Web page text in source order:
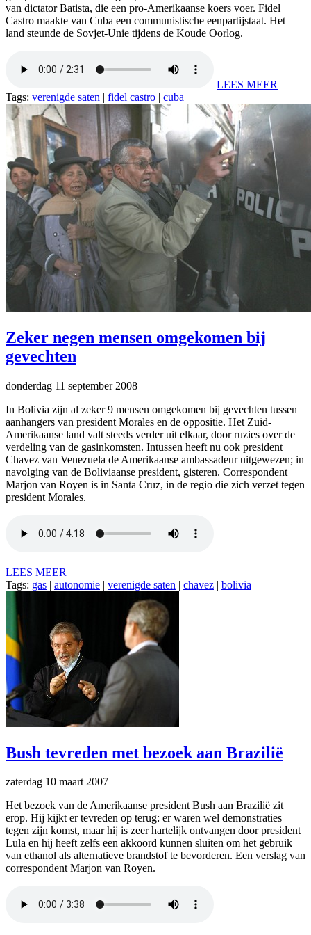
van dictator Batista, die een pro-Amerikaanse koers voer. Fidel
Castro maakte van Cuba een communistische eenpartijstaat. Het
land steunde de Sovjet-Unie tijdens de Koude Oorlog.
LEES MEER
Tags: verenigde saten | fidel castro | cuba
Zeker negen mensen omgekomen bij
gevechten
donderdag 11 september 2008
In Bolivia zijn al zeker 9 mensen omgekomen bij gevechten tussen
aanhangers van president Morales en de oppositie. Het Zuid-
Amerikaanse land valt steeds verder uit elkaar, door ruzies over de
verdeling van de gasinkomsten. Intussen heeft nu ook president
Chavez van Venezuela de Amerikaanse ambassadeur uitgewezen; in
navolging van de Boliviaanse president, gisteren. Correspondent
Marjon van Royen is in Santa Cruz, in de regio die zich verzet tegen
president Morales.
LEES MEER
Tags: gas | autonomie | verenigde saten | chavez | bolivia
Bush tevreden met bezoek aan Brazilië
zaterdag 10 maart 2007
Het bezoek van de Amerikaanse president Bush aan Brazilië zit
erop. Hij kijkt er tevreden op terug: er waren wel demonstraties
tegen zijn komst, maar hij is zeer hartelijk ontvangen door president
Lula en hij heeft zelfs een akkoord kunnen sluiten om het gebruik
van ethanol als alternatieve brandstof te bevorderen. Een verslag van
correspondent Marjon van Royen.